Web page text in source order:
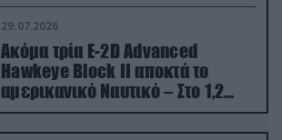
29.07.2026
Ακόμα τρία E-2D Advanced
Hawkeye Block II αποκτά το
αμερικανικό Ναυτικό – Στο 1,2
δισ.δολάρια το κόστος